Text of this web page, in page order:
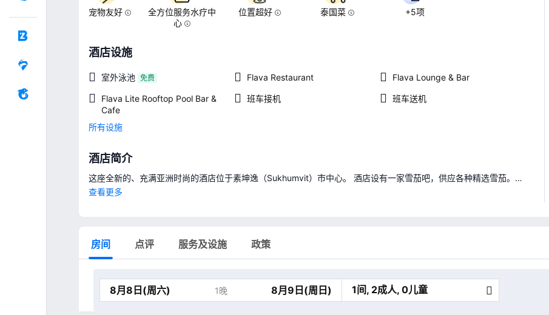
宠物友好
全方位服务水疗中
心
位置超好 泰国菜 +5项
酒店设施
室外泳池 免费 Flava Restaurant Flava Lounge & Bar
Flava Lite Rooftop Pool Bar &
Cafe
班车接机 班车送机
所有设施
酒店简介
这座全新的、充满亚洲时尚的酒店位于素坤逸（Sukhumvit）市中心。 酒店设有一家雪茄吧，供应各种精选雪茄。
另外还有健身房和水疗。
查看更多
房间 点评 服务及设施 政策
1晚 1间, 2成人, 0儿童